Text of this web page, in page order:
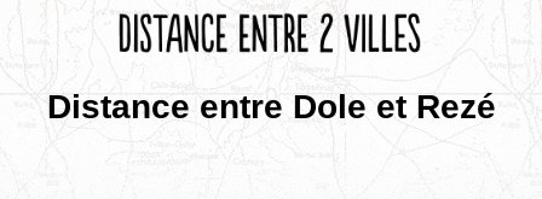
Distance entre Dole et Rezé